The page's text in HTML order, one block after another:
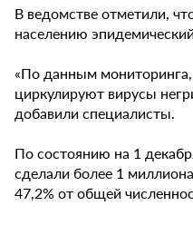
В ведомстве отметили,
населению
«По данным
циркулируют вирусы
добавили специалисты.
По состоянию на 1
сделали более 1
47,2% от общей